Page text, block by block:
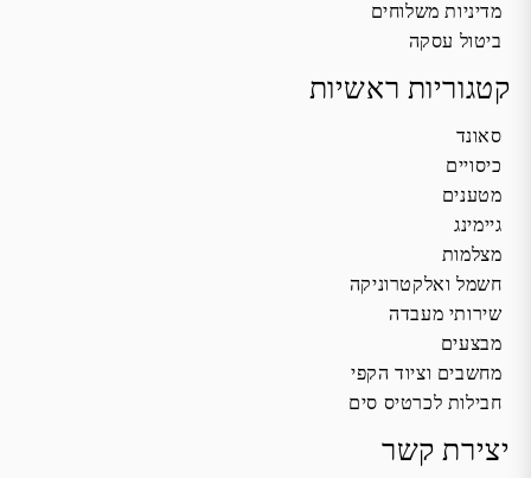
מדיניות משלוחים
ביטול עסקה
קטגוריות ראשיות
סאונד
כיסויים
מטענים
גיימינג
מצלמות
חשמל ואלקטרוניקה
שירותי מעבדה
מבצעים
מחשבים וציוד הקפי
חבילות לכרטיס סים
יצירת קשר